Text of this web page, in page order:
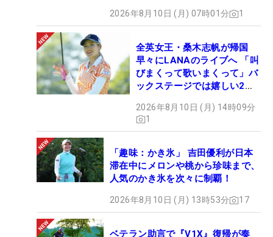
2026年8月10日 (月) 07時01分 1
全英女王・桑木志帆が帰国
早々にLANAのライブへ 「叫
びまくって歌いまくって」バ
ックステージでは嬉しい2シ
2026年8月10日 (月) 14時09分
1
「趣味：かき氷」 吉田優利が日本
滞在中にメロンや桃から珍味まで、
人気のかき氷を次々に制覇！
2026年8月10日 (月) 13時53分 17
ベテラン助言で『V1X』復帰が奏